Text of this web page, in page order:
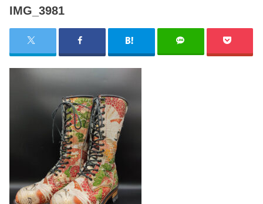
IMG_3981